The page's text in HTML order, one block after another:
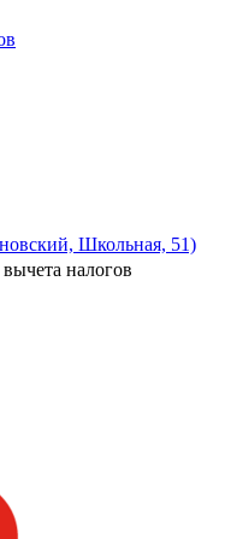
Школьная, 51)
вычета налогов